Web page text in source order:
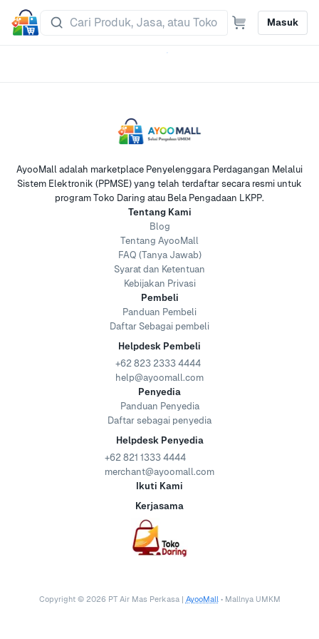
Masuk
AyooMall adalah marketplace Penyelenggara Perdagangan Melalui
Sistem Elektronik (PPMSE) yang telah terdaftar secara resmi untuk
program Toko Daring atau Bela Pengadaan LKPP.
Tentang Kami
Blog
Tentang AyooMall
FAQ (Tanya Jawab)
Syarat dan Ketentuan
Kebijakan Privasi
Pembeli
Panduan Pembeli
Daftar Sebagai pembeli
Helpdesk Pembeli
+62 823 2333 4444
help@ayoomall.com
Penyedia
Panduan Penyedia
Daftar sebagai penyedia
Helpdesk Penyedia
+62 821 1333 4444
merchant@ayoomall.com
Ikuti Kami
Kerjasama
Copyright © 2026 PT Air Mas Perkasa | AyooMall • Mallnya UMKM